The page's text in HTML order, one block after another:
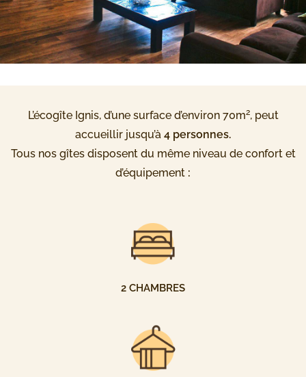
L’écogîte Ignis, d’une surface d’environ 70m2, peut
accueillir jusqu’à 4 personnes.
Tous nos gîtes disposent du même niveau de confort et
d’équipement :
2 CHAMBRES